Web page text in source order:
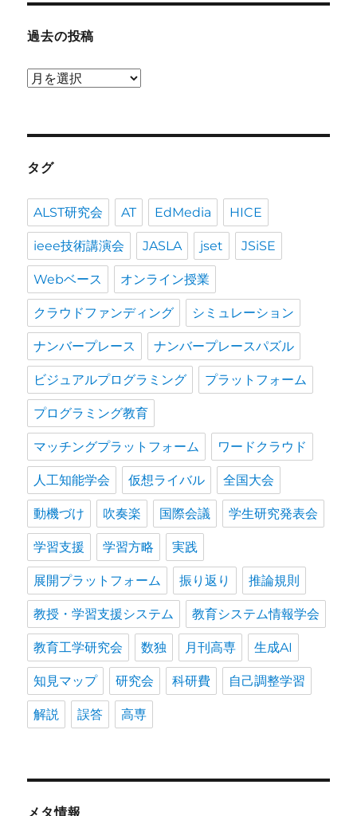
過去の投稿
過
稿
タグ
ALST研究会 AT EdMedia HICE
ieee技術講演会 JASLA jset JSiSE
Webベース オンライン授業
クラウドファンディング シミュレーション
ナンバープレース ナンバープレースパズル
ビジュアルプログラミング プラットフォーム
プログラミング教育
マッチングプラットフォーム ワードクラウド
人工知能学会 仮想ライバル 全国大会
動機づけ 吹奏楽 国際会議 学生研究発表会
学習支援 学習方略 実践
展開プラットフォーム 振り返り 推論規則
教授・学習支援システム 教育システム情報学会
教育工学研究会 数独 月刊高専 生成AI
知見マップ 研究会 科研費 自己調整学習
解説 誤答 高専
メタ情報